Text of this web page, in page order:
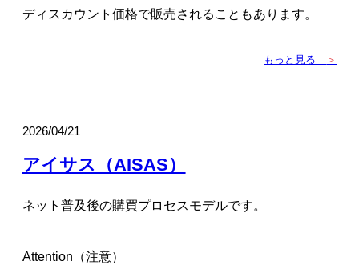
ディスカウント価格で販売されることもあります。
もっと見る ＞
2026/04/21
アイサス（AISAS）
ネット普及後の購買プロセスモデルです。
Attention（注意）